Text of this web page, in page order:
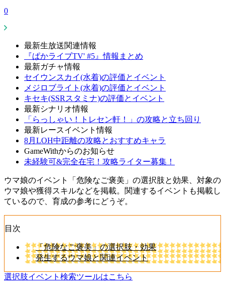
0
最新生放送関連情報
『ぱかライブTV' #5』情報まとめ
最新ガチャ情報
セイウンスカイ(水着)の評価とイベント
メジロブライト(水着)の評価とイベント
キセキ(SSRスタミナ)の評価とイベント
最新シナリオ情報
「らっしゃい！トレセン軒！」の攻略と立ち回り
最新レースイベント情報
8月LOH中距離の攻略とおすすめキャラ
GameWithからのお知らせ
未経験可&完全在宅！攻略ライター募集！
ウマ娘のイベント「危険なご褒美」の選択肢と効果、対象の
ウマ娘や獲得スキルなどを掲載。関連するイベントも掲載し
ているので、育成の参考にどうぞ。
目次
「危険なご褒美」の選択肢・効果
発生するウマ娘と関連イベント
選択肢イベント検索ツールはこちら